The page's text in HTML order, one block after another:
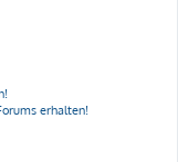
erhalten!